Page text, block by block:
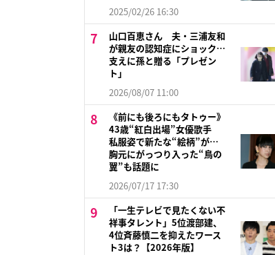
2025/02/26 16:30
山口百恵さん 夫・三浦友和
が親友の認知症にショック…
支えに孫と贈る「プレゼン
ト」
2026/08/07 11:00
《前にも後ろにもタトゥー》
43歳“紅白出場”女優歌手
私服姿で新たな“絵柄”が…
胸元にがっつり入った“鳥の
翼”も話題に
2026/07/17 17:30
「一生テレビで見たくない不
祥事タレント」5位渡部建、
4位斉藤慎二を抑えたワース
ト3は？【2026年版】